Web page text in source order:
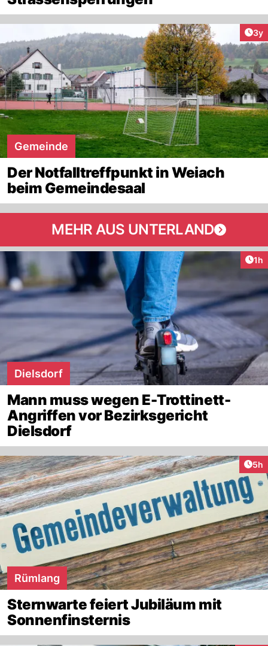
3y
Gemeinde
Der Notfalltreffpunkt in Weiach
beim Gemeindesaal
MEHR AUS UNTERLAND
1h
Dielsdorf
Mann muss wegen E-Trottinett-
Angriffen vor Bezirksgericht
Dielsdorf
5h
Rümlang
Sternwarte feiert Jubiläum mit
Sonnenfinsternis